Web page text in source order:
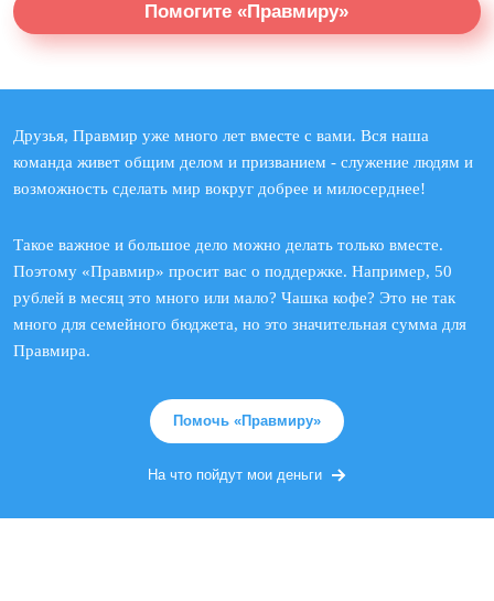
Помогите «Правмиру»
Друзья, Правмир уже много лет вместе с вами. Вся наша
команда живет общим делом и призванием - служение людям и
возможность сделать мир вокруг добрее и милосерднее!
Такое важное и большое дело можно делать только вместе.
Поэтому «Правмир» просит вас о поддержке. Например, 50
рублей в месяц это много или мало? Чашка кофе? Это не так
много для семейного бюджета, но это значительная сумма для
Правмира.
Помочь «Правмиру»
На что пойдут мои деньги